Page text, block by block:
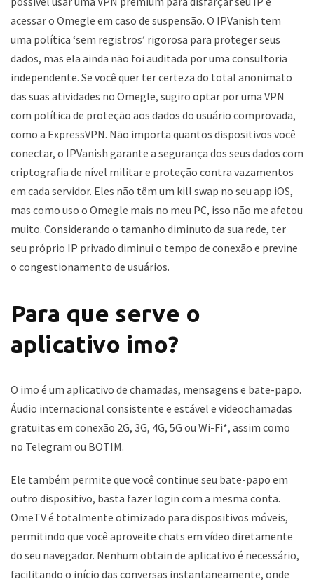
acessar o Omegle em caso de suspensão. O IPVanish tem
uma política ‘sem registros’ rigorosa para proteger seus
dados, mas ela ainda não foi auditada por uma consultoria
independente. Se você quer ter certeza do total anonimato
das suas atividades no Omegle, sugiro optar por uma VPN
com política de proteção aos dados do usuário comprovada,
como a ExpressVPN. Não importa quantos dispositivos você
conectar, o IPVanish garante a segurança dos seus dados com
criptografia de nível militar e proteção contra vazamentos
em cada servidor. Eles não têm um kill swap no seu app iOS,
mas como uso o Omegle mais no meu PC, isso não me afetou
muito. Considerando o tamanho diminuto da sua rede, ter
seu próprio IP privado diminui o tempo de conexão e previne
o congestionamento de usuários.
Para que serve o
aplicativo imo?
O imo é um aplicativo de chamadas, mensagens e bate-papo.
Áudio internacional consistente e estável e videochamadas
gratuitas em conexão 2G, 3G, 4G, 5G ou Wi-Fi*, assim como
no Telegram ou BOTIM.
Ele também permite que você continue seu bate-papo em
outro dispositivo, basta fazer login com a mesma conta.
OmeTV é totalmente otimizado para dispositivos móveis,
permitindo que você aproveite chats em vídeo diretamente
do seu navegador. Nenhum obtain de aplicativo é necessário,
facilitando o início das conversas instantaneamente, onde